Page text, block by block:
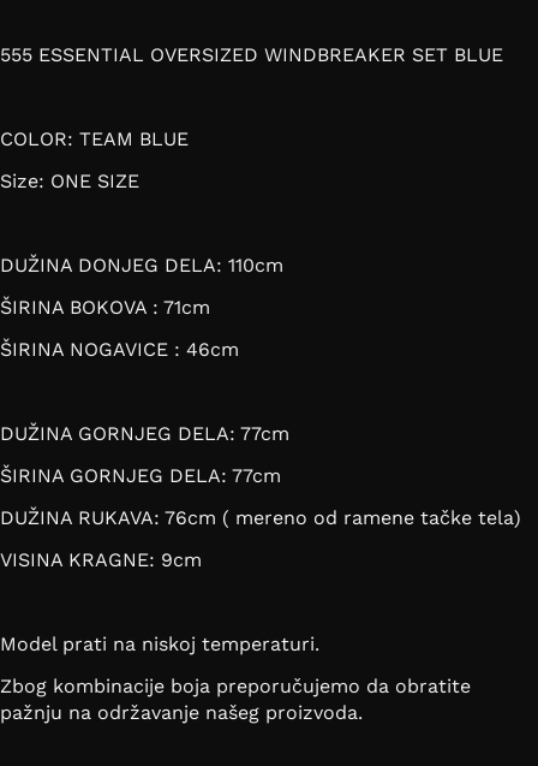
555 ESSENTIAL OVERSIZED WINDBREAKER SET BLUE
COLOR: TEAM BLUE
Size: ONE SIZE
DUŽINA DONJEG DELA: 110cm
ŠIRINA BOKOVA : 71cm
ŠIRINA NOGAVICE : 46cm
DUŽINA GORNJEG DELA: 77cm
ŠIRINA GORNJEG DELA: 77cm
DUŽINA RUKAVA: 76cm ( mereno od ramene tačke tela)
VISINA KRAGNE: 9cm
Model prati na niskoj temperaturi.
Zbog kombinacije boja preporučujemo da obratite
pažnju na održavanje našeg proizvoda.